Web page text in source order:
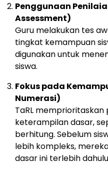
Penggunaan
Assessment)
Guru melakukan tes
tingkat kemampuan
digunakan untuk
siswa.
Fokus pada
Numerasi)
TaRL
keterampilan dasar,
berhitung. Sebelum
lebih kompleks,
dasar ini terlebih